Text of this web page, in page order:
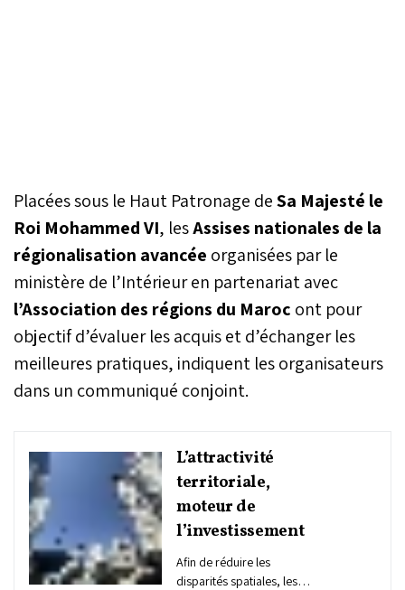
Placées sous le Haut Patronage deSa Majesté le
Roi Mohammed VI, lesAssises nationales de la
régionalisation avancée organisées par le
ministère de l’Intérieur en partenariat avec
l’Association des régions du Maroc ont pour
objectif d’évaluer les acquis et d’échanger les
meilleures pratiques, indiquent les organisateurs
dans un communiqué conjoint.
L’attractivité
territoriale,
moteur de
l’investissement
Afin de réduire les
disparités spatiales, les